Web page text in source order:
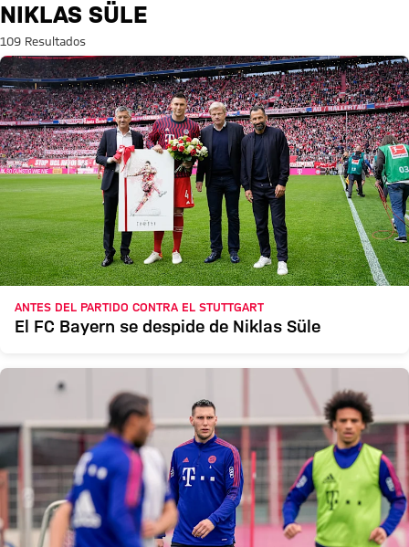
Búsqueda: Niklas Süle
NIKLAS SÜLE
109 Resultados
ANTES DEL PARTIDO CONTRA EL STUTTGART
El FC Bayern se despide de Niklas Süle